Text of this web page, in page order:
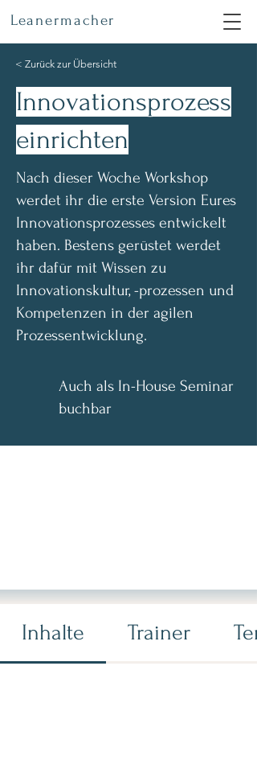
Leanermacher
< Zurück zur Übersicht
Innovationsprozess
einrichten
Nach dieser Woche Workshop
werdet ihr die erste Version Eures
Innovationsprozesses entwickelt
haben. Bestens gerüstet werdet
ihr dafür mit Wissen zu
Innovationskultur, -prozessen und
Kompetenzen in der agilen
Prozessentwicklung.
Auch als In-House Seminar
buchbar
Inhalte Trainer